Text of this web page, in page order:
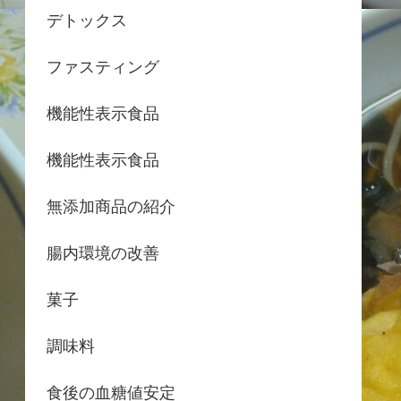
デトックス
ファスティング
機能性表示食品
機能性表示食品
無添加商品の紹介
腸内環境の改善
菓子
調味料
食後の血糖値安定